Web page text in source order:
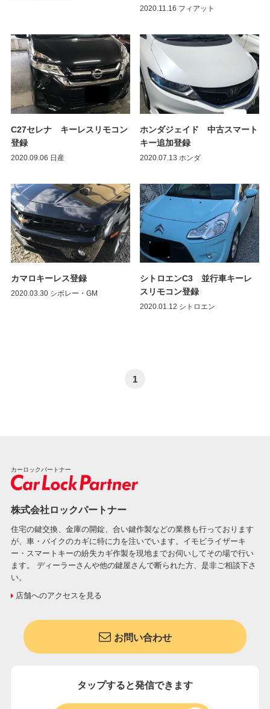
2020.11.16 フィアット
C27セレナ キーレスリモコン
登録
2020.09.06 日産
ホンダジェイド 中古スマート
キー追加登録
2020.07.13 ホンダ
カマロキーレス登録
2020.03.30 シボレー・GM
シトロエンC3 並行車キーレ
スリモコン登録
2020.01.12 シトロエン
1
カーロックパートナー
株式会社ロックパートナー
住宅の鍵交換、金庫の開錠、合い鍵作製などの業務も行っております
が、車・バイクのカギに特に力を注いでいます。イモビライザーキ
ー・スマートキーの紛失カギ作製を現地までお伺いしてその場で行い
ます。 ディーラーさんや他の鍵屋さんで断られた方、是非ご相談下さ
い。
店舗へのアクセスを見る
お問い合わせ
タップすると発信できます